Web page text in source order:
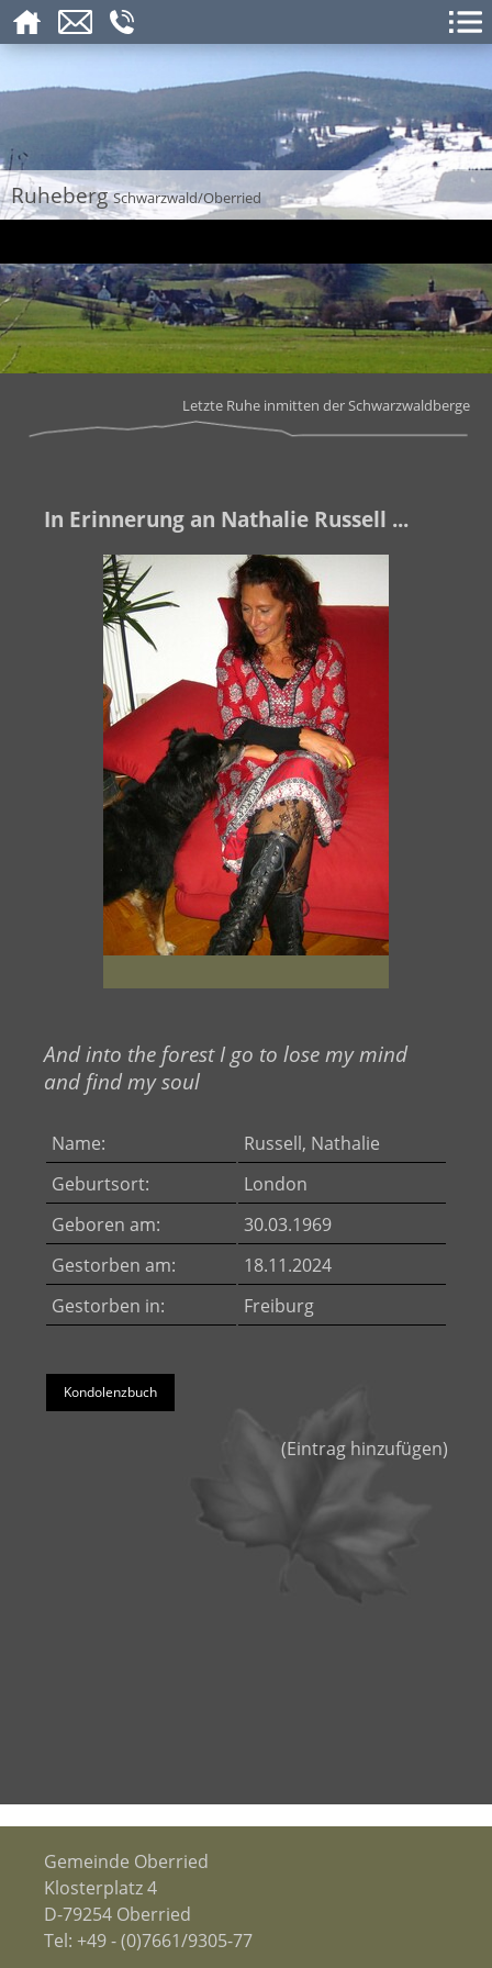
RuhebergSchwarzwald/Oberried
Letzte Ruhe inmitten der Schwarzwaldberge
In Erinnerung an Nathalie Russell ...
And into the forest I go to lose my mind
and find my soul
Name:
Russell, Nathalie
Geburtsort:
London
Geboren am:
30.03.1969
Gestorben am:
18.11.2024
Gestorben in:
Freiburg
Kondolenzbuch
(Eintrag hinzufügen)
Gemeinde Oberried
Klosterplatz 4
D-79254 Oberried
Tel: +49 - (0)7661/9305-77